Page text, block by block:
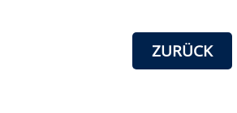
ZURÜCK